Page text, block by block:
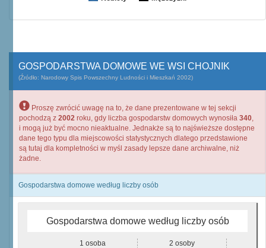
GOSPODARSTWA DOMOWE WE WSI CHOJNIK
(Źródło: Narodowy Spis Powszechny Ludności i Mieszkań 2002)
Proszę zwrócić uwagę na to, że dane prezentowane w tej sekcji
pochodzą z 2002 roku, gdy liczba gospodarstw domowych wynosiła 340,
i mogą już być mocno nieaktualne. Jednakże są to najświeższe dostępne
dane tego typu dla miejscowości statystycznych dlatego przedstawione
są tutaj dla kompletności w myśl zasady lepsze dane archiwalne, niż
żadne.
Gospodarstwa domowe według liczby osób
Gospodarstwa domowe według liczby osób
1 osoba 2 osoby